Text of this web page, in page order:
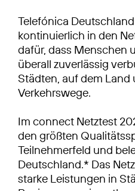
Telefónica
kontinuierlich in den
dafür, dass Menschen
überall zuverlässig
Städten, auf dem
Verkehrswege.
Im connect Netztest
den größten
Teilnehmerfeld und
Deutschland.* Das
starke Leistungen in